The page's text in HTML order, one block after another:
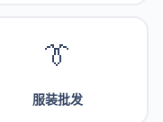
👔
服装批发